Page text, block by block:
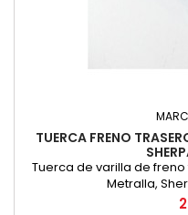
TUERCA FRENO
Tuerca de varilla de
Metralla,